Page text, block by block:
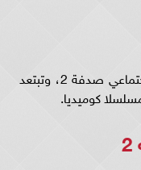
وتعود ريهام حجاج، بمسلسل كوميدي اجتماعي صدفة 2، وتبتعد
كوميديا.